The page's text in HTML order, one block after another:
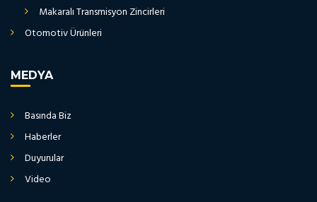
Makaralı Transmisyon Zincirleri
Otomotiv Ürünleri
MEDYA
Basında Biz
Haberler
Duyurular
Video